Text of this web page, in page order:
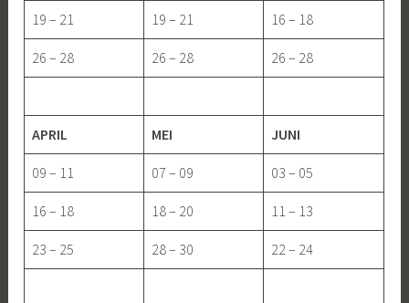
19 – 21 19 – 21 16 – 18
26 – 28 26 – 28 26 – 28
APRIL MEI JUNI
09 – 11 07 – 09 03 – 05
16 – 18 18 – 20 11 – 13
23 – 25 28 – 30 22 – 24